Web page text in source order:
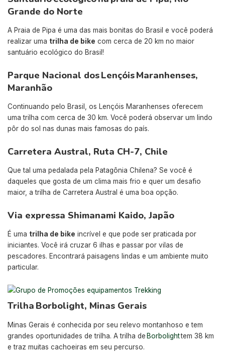
Grande do Norte
A Praia de Pipa é uma das mais bonitas do Brasil e você poderá
realizar uma trilha de bike com cerca de 20 km no maior
santuário ecológico do Brasil!
Parque Nacional dos Lençóis Maranhenses,
Maranhão
Continuando pelo Brasil, os Lençóis Maranhenses oferecem
uma trilha com cerca de 30 km. Você poderá observar um lindo
pôr do sol nas dunas mais famosas do país.
Carretera Austral, Ruta CH-7, Chile
Que tal uma pedalada pela Patagônia Chilena? Se você é
daqueles que gosta de um clima mais frio e quer um desafio
maior, a trilha de Carretera Austral é uma boa opção.
Via expressa Shimanami Kaido, Japão
É uma trilha de bike incrível e que pode ser praticada por
iniciantes. Você irá cruzar 6 ilhas e passar por vilas de
pescadores. Encontrará paisagens lindas e um ambiente muito
particular.
Trilha Borbolight, Minas Gerais
Minas Gerais é conhecida por seu relevo montanhoso e tem
grandes oportunidades de trilha. A trilha de Borbolighttem 38 km
e traz muitas cachoeiras em seu percurso.